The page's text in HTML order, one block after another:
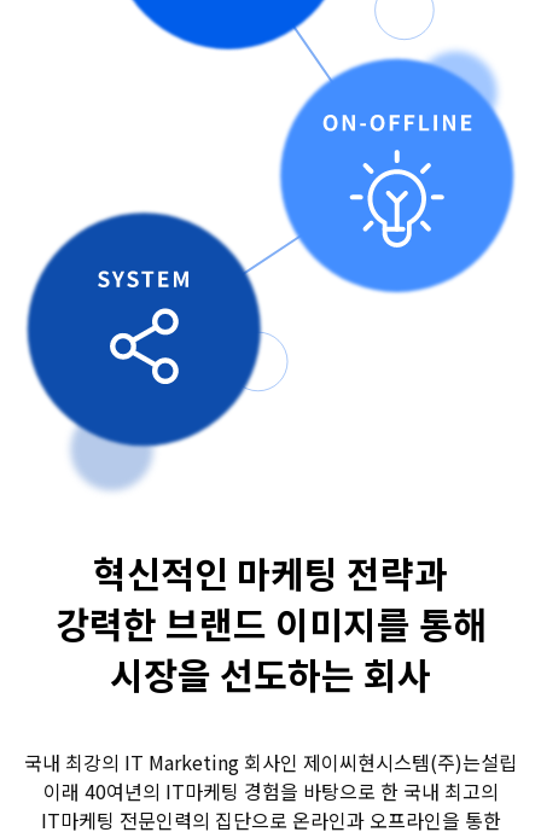
혁신적인 마케팅 전략과
강력한 브랜드 이미지를 통해
시장을 선도하는 회사
국내 최강의 IT Marketing 회사인 제이씨현시스템(주)는설립
이래 40여년의 IT마케팅 경험을 바탕으로 한 국내 최고의
IT마케팅 전문인력의 집단으로 온라인과 오프라인을 통한